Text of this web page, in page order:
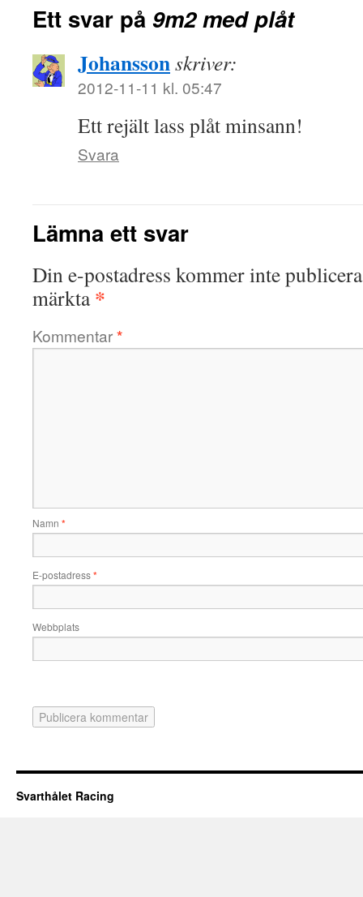
Ett svar på 9m2 med plåt
Johanssonskriver:
2012-11-11 kl. 05:47
Ett rejält lass plåt minsann!
Svara
Lämna ett svar
Din e-postadress kommer inte
märkta*
Kommentar*
Namn *
E-postadress*
Webbplats
Svarthålet Racing